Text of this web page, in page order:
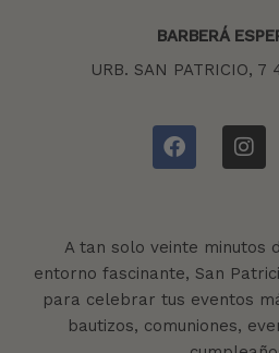
BARBERÁ
URB. SAN PATRICIO, 7
A tan solo veinte minutos
entorno fascinante, San
para celebrar tus eventos
bautizos, comuniones,